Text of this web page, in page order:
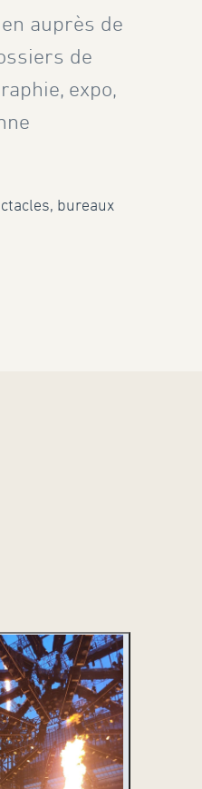
auprès de
de
expo,
bureaux